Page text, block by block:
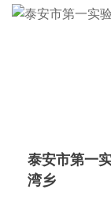
泰安市第一
湾乡